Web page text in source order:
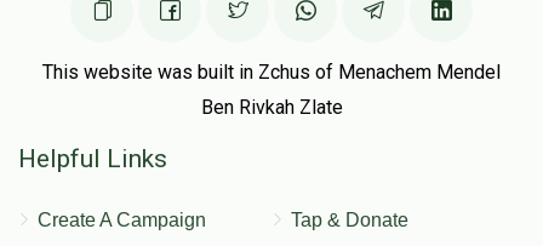
This website was built in Zchus of Menachem Mendel
Ben Rivkah Zlate
Helpful Links
Create A Campaign
Tap & Donate